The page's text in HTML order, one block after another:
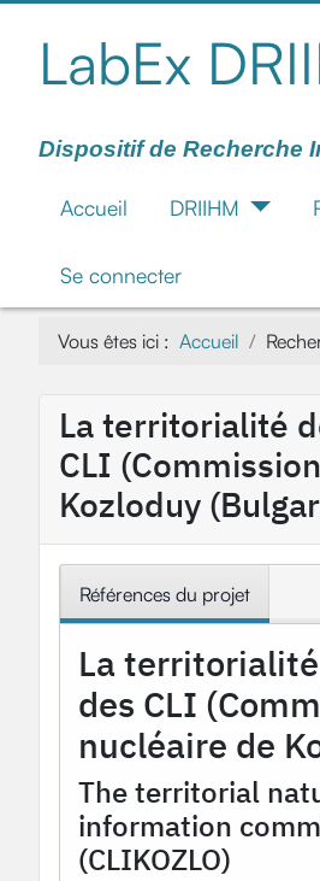
LabEx
Dispositif de Recherche
Accueil DRIIHM
Se connecter
Vous êtes ici : Accueil
La territorialité
CLI
Kozloduy
Références du projet
La
des CLI
nucléaire de
The territorial
information
(CLIKOZLO)